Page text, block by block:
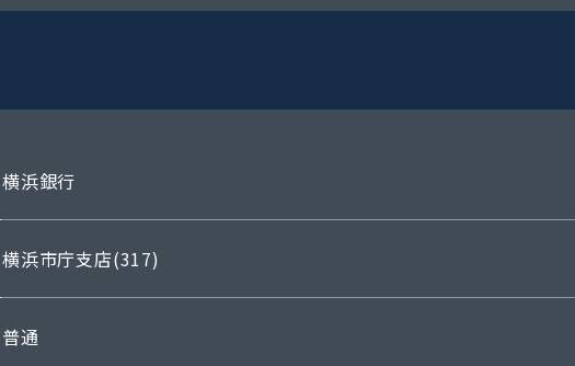
横浜銀行
横浜市庁支店(317)
普通